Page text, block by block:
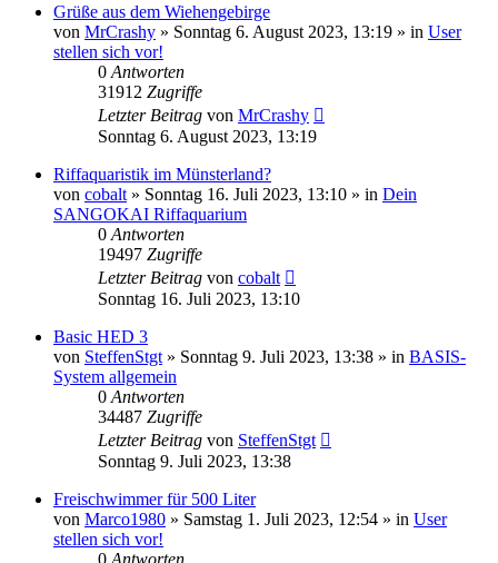
Grüße aus dem Wiehengebirge
von MrCrashy » Sonntag 6. August 2023, 13:19 » in User
stellen sich vor!
0 Antworten
31912 Zugriffe
Letzter Beitrag von MrCrashy
Sonntag 6. August 2023, 13:19
Riffaquaristik im Münsterland?
von cobalt » Sonntag 16. Juli 2023, 13:10 » in Dein
SANGOKAI Riffaquarium
0 Antworten
19497 Zugriffe
Letzter Beitrag von cobalt
Sonntag 16. Juli 2023, 13:10
Basic HED 3
von SteffenStgt » Sonntag 9. Juli 2023, 13:38 » in BASIS-
System allgemein
0 Antworten
34487 Zugriffe
Letzter Beitrag von SteffenStgt
Sonntag 9. Juli 2023, 13:38
Freischwimmer für 500 Liter
von Marco1980 » Samstag 1. Juli 2023, 12:54 » in User
stellen sich vor!
0 Antworten